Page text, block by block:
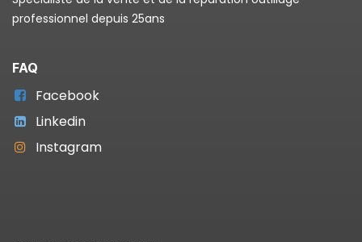
professionnel depuis 25ans
FAQ
Facebook
Linkedin
Instagram